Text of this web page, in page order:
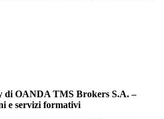
di OANDA TMS Brokers S.A. –
e servizi formativi